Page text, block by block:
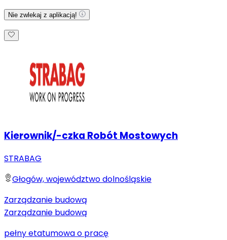
Nie zwlekaj z aplikacją!
Kierownik/-czka Robót Mostowych
STRABAG
Głogów, województwo dolnośląskie
Zarządzanie budową
Zarządzanie budową
pełny etatumowa o pracę